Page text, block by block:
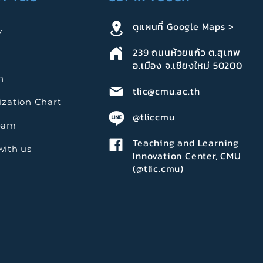
Chart
us
ดูแผนที่ Google Maps >
239 ถนนห้วยแก้ว ต.สุเทพ
อ.เมือง จ.เชียงใหม่ 50200
tlic@cmu.ac.th
@tliccmu
Teaching and Learning
Innovation Center, CMU
(@tlic.cmu)